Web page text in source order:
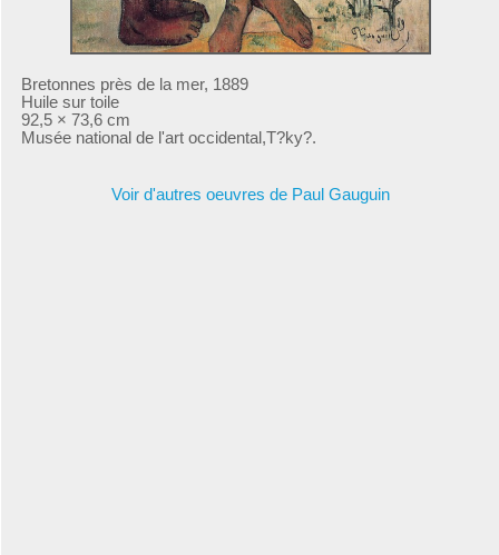
Bretonnes près de la mer, 1889
Huile sur toile
92,5 × 73,6 cm
Musée national de l'art occidental,T?ky?.
Voir d'autres oeuvres de Paul Gauguin